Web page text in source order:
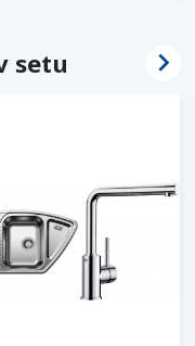
setu 